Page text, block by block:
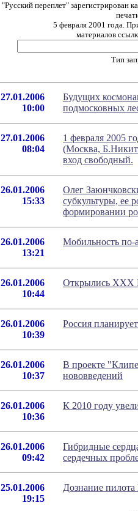
"Русский переплет" зарегистрирован
5 февраля 2001 года.
материалов
Тип
27.01.2006
10:00
Будущих
подмосковных
27.01.2006
08:04
1 февраля 2005
(Москва,
вход свободный.
26.01.2006
15:33
Олег
субкультуры, ее
формировании
26.01.2006
13:21
Мобильность по-
26.01.2006
10:44
Открылись XXX
26.01.2006
10:39
Россия
26.01.2006
10:37
В проекте
нововведений
26.01.2006
10:36
К 2010 году
26.01.2006
09:42
Гибридные
сердечных
25.01.2006
19:15
Дознание пилота